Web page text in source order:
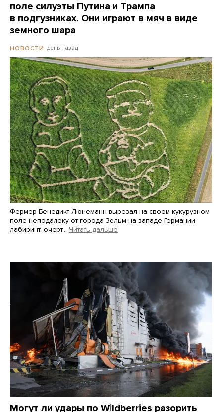
поле силуэты Путина и Трампа
в подгузниках. Они играют в мяч в виде
земного шара
НОВОСТИ день назад
Фермер Бенедикт Люнеманн вырезал на своем кукурузном
поле неподалеку от города Зельм на западе Германии
лабиринт, очерт… Читать дальше
Могут ли удары по Wildberries разорить